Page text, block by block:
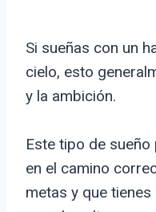
Si sueñas con un
cielo, esto
y la ambición.
Este tipo de
en el camino
metas y que